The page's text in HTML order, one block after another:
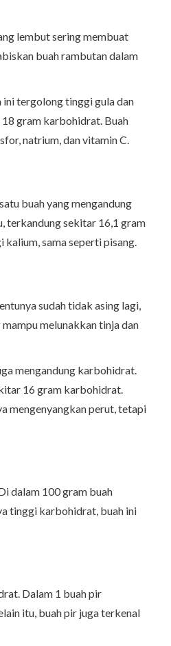
lembut sering membuat
buah rambutan dalam
ini tergolong tinggi gula dan
gram karbohidrat. Buah
natrium, dan vitamin C.
buah yang mengandung
terkandung sekitar 16,1 gram
sama seperti pisang.
sudah tidak asing lagi,
melunakkan tinja dan
mengandung karbohidrat.
16 gram karbohidrat.
mengenyangkan perut, tetapi
dalam 100 gram buah
tinggi karbohidrat, buah ini
Dalam 1 buah pir
itu, buah pir juga terkenal